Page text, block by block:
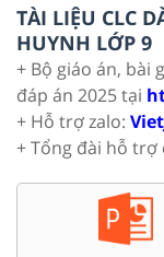
TÀI LIỆU CLC
HUYNH LỚP 9
+ Bộ giáo án, bài
đáp án 2025 tại
+ Hỗ trợ zalo:
+ Tổng đài hỗ trợ